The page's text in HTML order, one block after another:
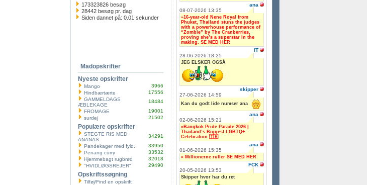
173323826 besøg
28442 besøg pr. dag
Siden dannet på: 0.01 sekunder
Madopskrifter
Nyeste opskrifter
Mango
3966
Hindbærtærte
17556
GAMMELDAGS
ÆBLEKAGE
18484
FROMAGE
19001
surdej
21502
Populære opskrifter
STEGTE RIS MED
ANANAS
34291
Pandekager med fyld.
33950
Penang curry
33532
Hjemmebagt rugbrød
32018
"HVIDLØGSREJER"
29490
Opskriftssøgning
Tilføj/Find en opskrift
ana
08-07-2026 13:35
»16-year-old Nene Royal from
Phuket, Thailand stuns the judges
with a powerhouse performance of
“Zombie” by The Cranberries,
proving she’s a superstar in the
making. SE MED HER
IT
28-06-2026 18:25
JEG ELSKER OGSÅ
skipper
27-06-2026 14:59
Kan du godt lide numser ana
ana
02-06-2026 15:21
»Bangkok Pride Parade 2026 |
Thailand’s Biggest LGBTQ+
Celebration 🇹🇭
ana
01-06-2026 15:35
» Millionerne ruller SE MED HER
FCK
20-05-2026 13:53
Skipper hvor har du ret